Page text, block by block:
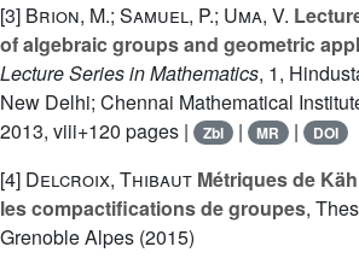
[3] Brion, M.; Samuel, P.; Uma, V.
of algebraic groups and geometric
Lecture Series in Mathematics, 1,
New Delhi; Chennai Mathematical
2013, viii+120 pages |
Zbl | MR | DOI
[4] Delcroix, Thibaut Métriques de
les compactifications de groupes,
Grenoble Alpes (2015)